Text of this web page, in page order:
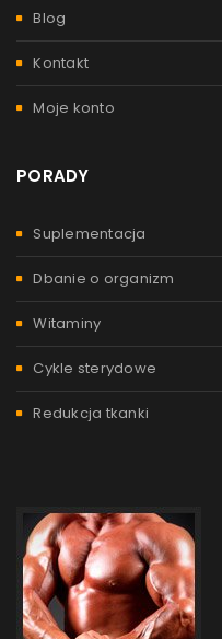
Blog
Kontakt
Moje konto
PORADY
Suplementacja
Dbanie o organizm
Witaminy
Cykle sterydowe
Redukcja tkanki